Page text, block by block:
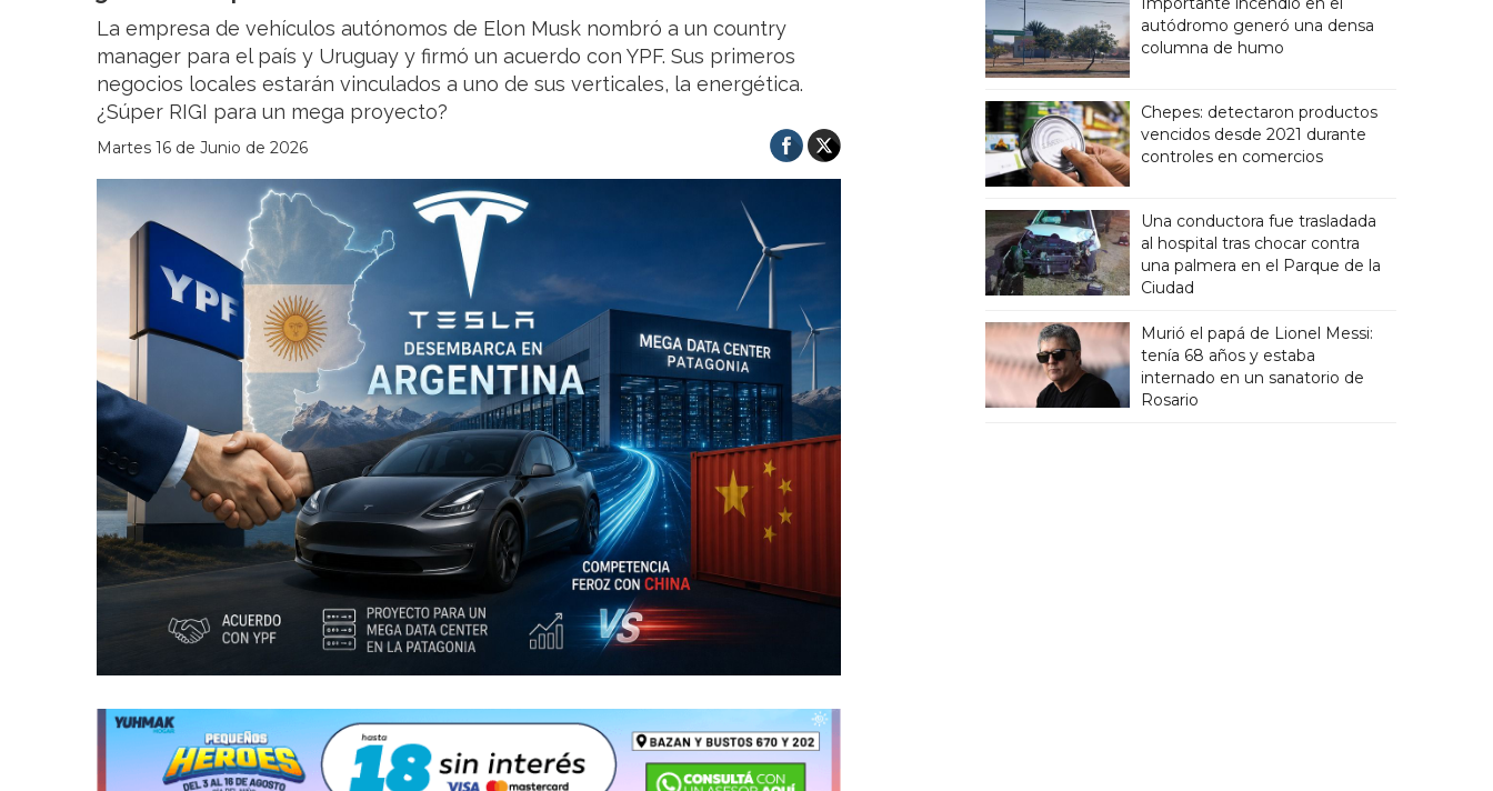
La empresa de vehículos autónomos de Elon Musk nombró a un country
manager para el país y Uruguay y firmó un acuerdo con YPF. Sus primeros
negocios locales estarán vinculados a uno de sus verticales, la energética.
¿Súper RIGI para un mega proyecto?
Martes 16 de Junio de 2026
autódromo generó una densa
columna de humo
Chepes: detectaron productos
vencidos desde 2021 durante
controles en comercios
Una conductora fue trasladada
al hospital tras chocar contra
una palmera en el Parque de la
Ciudad
Murió el papá de Lionel Messi:
tenía 68 años y estaba
internado en un sanatorio de
Rosario